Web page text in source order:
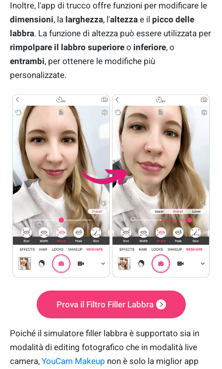
Inoltre, l'app di trucco offre funzioni per modificare le
dimensioni, la larghezza, l'altezza e il picco delle
labbra. La funzione di altezza può essere utilizzata per
rimpolpare il labbro superiore o inferiore, o
entrambi, per ottenere le modifiche più
personalizzate.
Prova il Filtro Filler Labbra
Poiché il simulatore filler labbra è supportato sia in
modalità di editing fotografico che in modalità live
camera, YouCam Makeup non è solo la miglior app